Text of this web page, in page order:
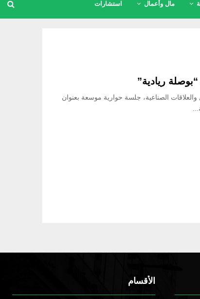
مال وأعمال استشارات
والعلاقات الصناعية، جلسة حوارية موسعة بعنوان
الأقسام